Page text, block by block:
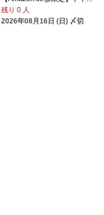
残り 0 人
2026年08月16日 (日) 〆切